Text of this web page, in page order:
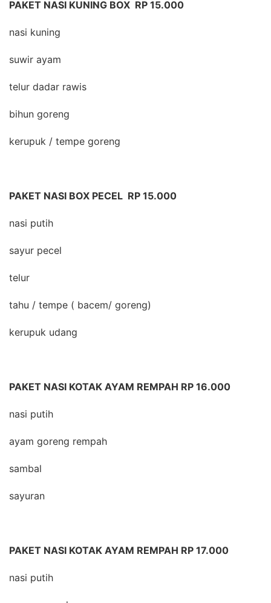
PAKET NASI KUNING BOX RP 15.000
nasi kuning
suwir ayam
telur dadar rawis
bihun goreng
kerupuk / tempe goreng
PAKET NASI BOX PECEL RP 15.000
nasi putih
sayur pecel
telur
tahu / tempe ( bacem/ goreng)
kerupuk udang
PAKET NASI KOTAK AYAM REMPAH RP 16.000
nasi putih
ayam goreng rempah
sambal
sayuran
PAKET NASI KOTAK AYAM REMPAH RP 17.000
nasi putih